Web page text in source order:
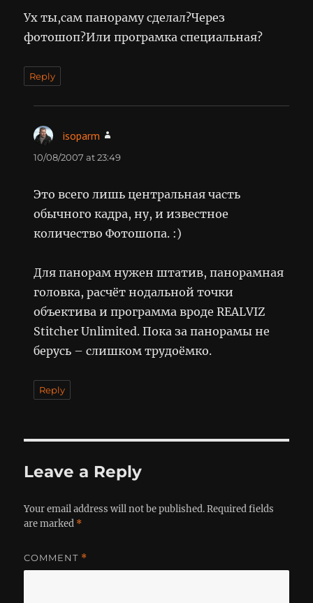
Ух ты,сам панораму сделал?Через
фотошоп?Или програмка специальная?
Reply
isoparm
10/08/2007 at 23:49
Это всего лишь центральная часть
обычного кадра, ну, и известное
количество Фотошопа. :)
Для панорам нужен штатив, панорамная
головка, расчёт нодальной точки
объектива и программа вроде REALVIZ
Stitcher Unlimited. Пока за панорамы не
берусь – слишком трудоёмко.
Reply
Leave a Reply
Your email address will not be published. Required fields
are marked *
COMMENT *